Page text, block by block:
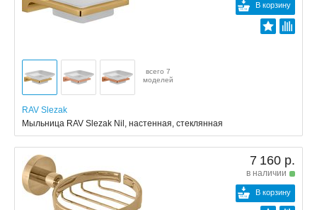
В корзину
всего 7
моделей
RAV Slezak
Мыльница RAV Slezak Nil, настенная, стеклянная
7 160 р.
в наличии
В корзину